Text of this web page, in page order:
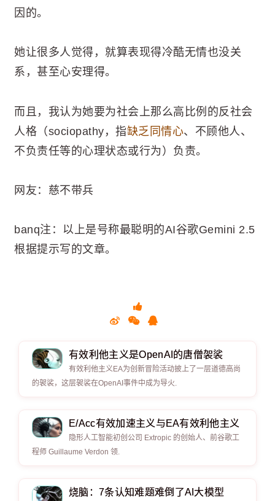
因的。
她让很多人觉得，就算表现得冷酷无情也没关
系，甚至心安理得。
而且，我认为她要为社会上那么高比例的反社会
人格（sociopathy，指缺乏同情心、不顾他人、
不负责任等的心理状态或行为）负责。
网友：慈不带兵
banq注：以上是号称最聪明的AI谷歌Gemini 2.5
根据提示写的文章。
有效利他主义是OpenAI的唐僧袈裟
有效利他主义EA为创新冒险活动披上了一层道德高尚
的袈裟，这层袈裟在OpenAI事件中成为导火.
E/Acc有效加速主义与EA有效利他主义
隐形人工智能初创公司 Extropic 的创始人、前谷歌工
程师 Guillaume Verdon 领.
烧脑：7条认知难题难倒了AI大模型